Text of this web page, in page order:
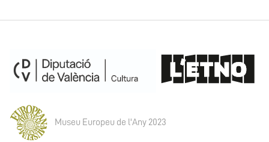
Museu Europeu de l'Any 2023